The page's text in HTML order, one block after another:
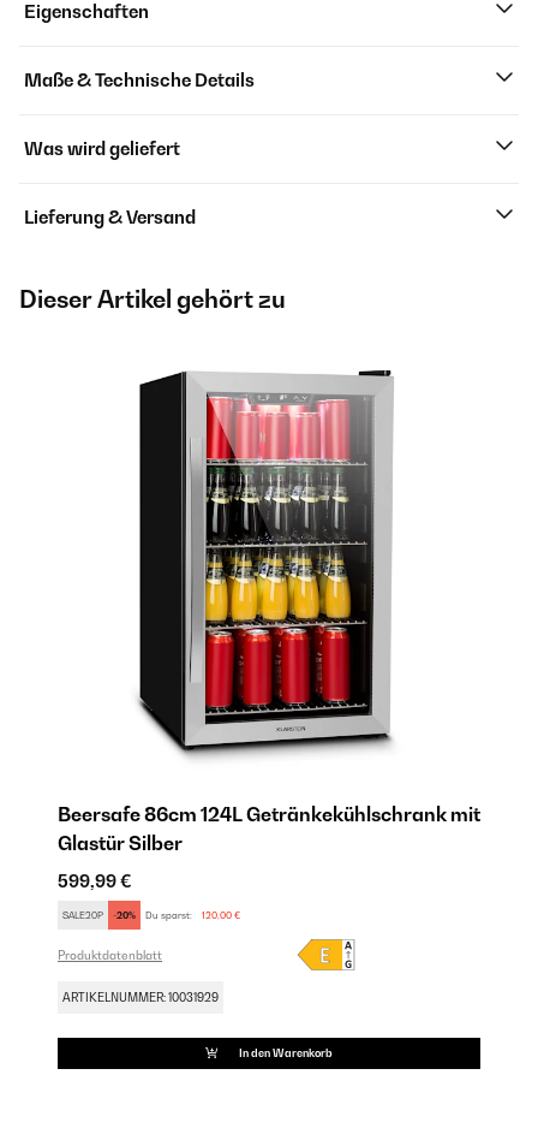
Eigenschaften
Maße & Technische Details
Was wird geliefert
Lieferung & Versand
Dieser Artikel gehört zu
Beersafe 86cm 124L Getränkekühlschrank mit
Glastür​ Silber
599,99 €
SALE20P -20% Du sparst: 120,00 €
Produktdatenblatt
ARTIKELNUMMER: 10031929
In den Warenkorb